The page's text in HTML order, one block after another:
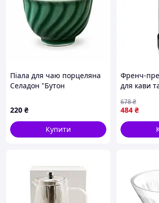
Піала для чаю порцеляна
Селадон "Бутон
220 ₴
Купити
Френч-
для кави
484 ₴
678₴